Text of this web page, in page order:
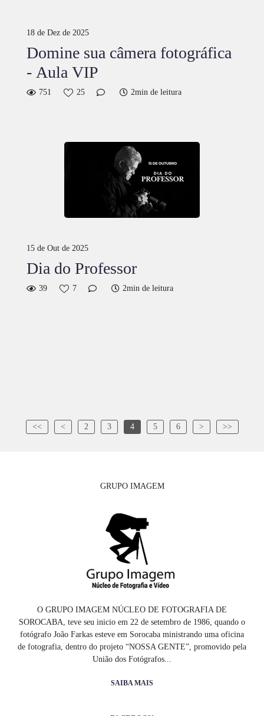
18 de Dez de 2025
Domine sua câmera fotográfica
- Aula VIP
751 25 2min de leitura
15 de Out de 2025
Dia do Professor
39 7 2min de leitura
<< < 2 3 4 5 6 > >>
GRUPO IMAGEM
O GRUPO IMAGEM NÚCLEO DE FOTOGRAFIA DE
SOROCABA, teve seu inicio em 22 de setembro de 1986, quando o
fotógrafo João Farkas esteve em Sorocaba ministrando uma oficina
de fotografia, dentro do projeto “NOSSA GENTE”, promovido pela
União dos Fotógrafos...
SAIBA MAIS